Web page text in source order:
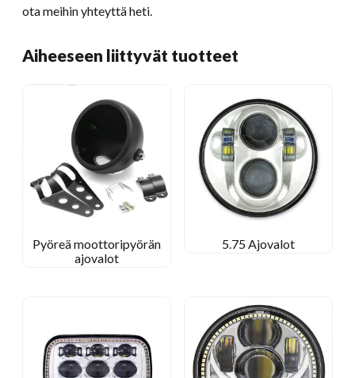
ota meihin yhteyttä heti.
Aiheeseen liittyvät tuotteet
Pyöreä moottoripyörän
ajovalot
5.75 Ajovalot